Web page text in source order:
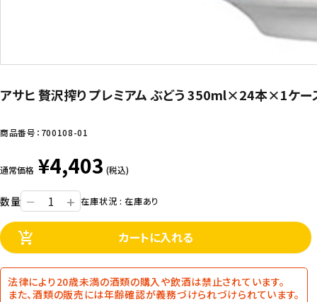
アサヒ 贅沢搾り プレミアム ぶどう 350ml×24本×1ケ
商品番号： 700108-01
通常価格 ¥4,403 (税込)
数量 ー + 在庫状況 : 在庫あり
add_shopping_cart カートに入れる
法律により20歳未満の酒類の購入や飲酒は禁止されています。
また、酒類の販売には年齢確認が義務づけられづけられています。